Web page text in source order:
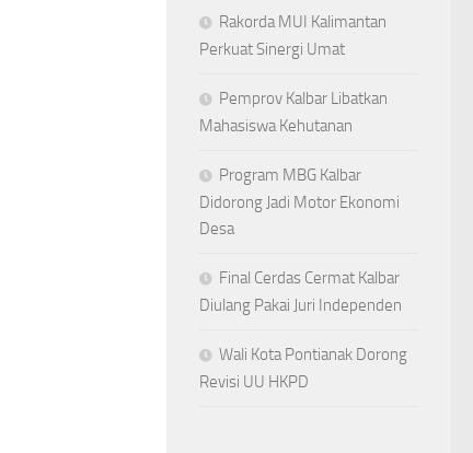
Rakorda MUI Kalimantan
Perkuat Sinergi Umat
Pemprov Kalbar Libatkan
Mahasiswa Kehutanan
Program MBG Kalbar
Didorong Jadi Motor Ekonomi
Desa
Final Cerdas Cermat Kalbar
Diulang Pakai Juri Independen
Wali Kota Pontianak Dorong
Revisi UU HKPD